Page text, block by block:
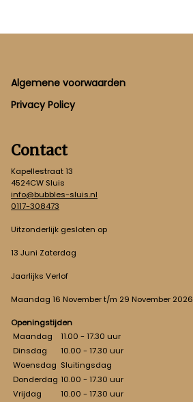
Footer
Algemene voorwaarden
Privacy Policy
Contact
Kapellestraat 13
4524CW Sluis
info@bubbles-sluis.nl
0117-308473
Uitzonderlijk gesloten op
13 Juni Zaterdag
Jaarlijks Verlof
Maandag 16 November t/m 29 November 2026
Openingstijden
Maandag
11.00 - 17.30 uur
Dinsdag
10.00 - 17.30 uur
Woensdag Sluitingsdag
Donderdag 10.00 - 17.30 uur
Vrijdag
10.00 - 17.30 uur